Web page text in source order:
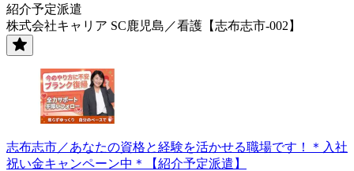
紹介予定派遣
株式会社キャリア SC鹿児島／看護【志布志市-002】
志布志市／あなたの資格と経験を活かせる職場です！＊入社
祝い金キャンペーン中＊【紹介予定派遣】